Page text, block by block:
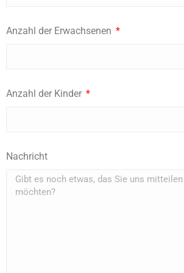
Anzahl der Erwachsenen
Anzahl der Kinder
Nachricht